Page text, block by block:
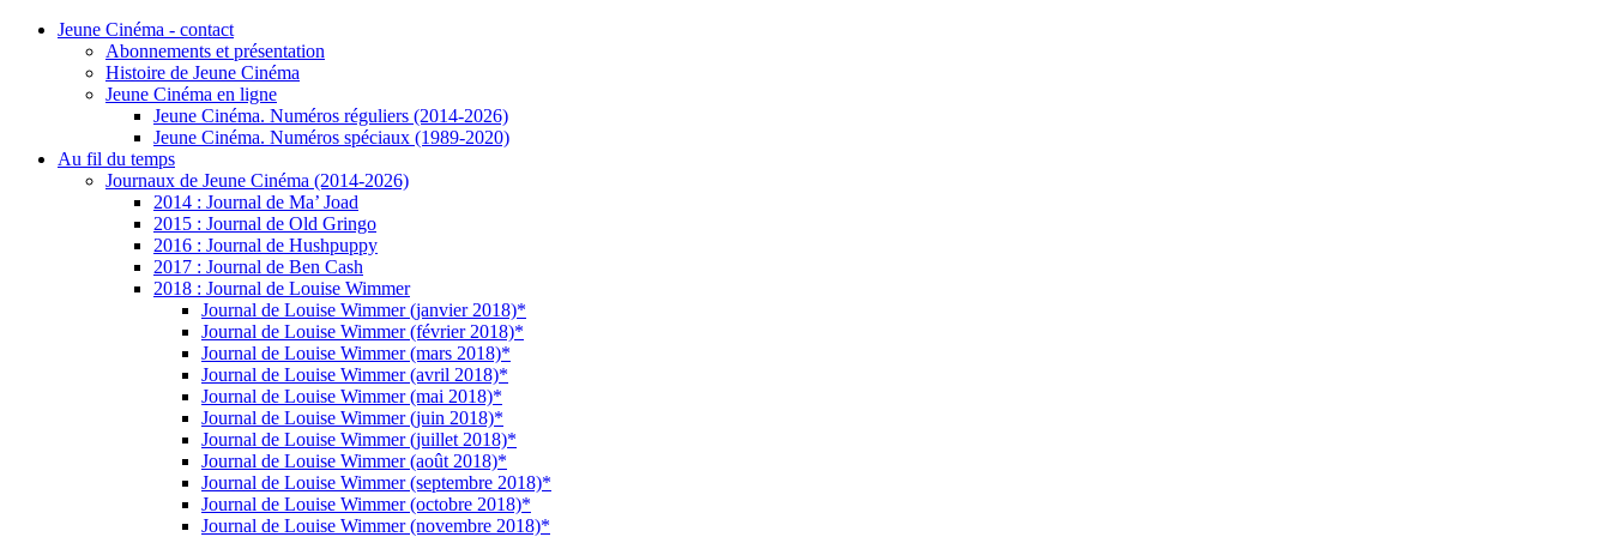
Jeune Cinéma - contact
Abonnements et présentation
Histoire de Jeune Cinéma
Jeune Cinéma en ligne
Jeune Cinéma. Numéros réguliers (2014-2026)
Jeune Cinéma. Numéros spéciaux (1989-2020)
Au fil du temps
Journaux de Jeune Cinéma (2014-2026)
2014 : Journal de Ma’ Joad
2015 : Journal de Old Gringo
2016 : Journal de Hushpuppy
2017 : Journal de Ben Cash
2018 : Journal de Louise Wimmer
Journal de Louise Wimmer (janvier 2018)*
Journal de Louise Wimmer (février 2018)*
Journal de Louise Wimmer (mars 2018)*
Journal de Louise Wimmer (avril 2018)*
Journal de Louise Wimmer (mai 2018)*
Journal de Louise Wimmer (juin 2018)*
Journal de Louise Wimmer (juillet 2018)*
Journal de Louise Wimmer (août 2018)*
Journal de Louise Wimmer (septembre 2018)*
Journal de Louise Wimmer (octobre 2018)*
Journal de Louise Wimmer (novembre 2018)*